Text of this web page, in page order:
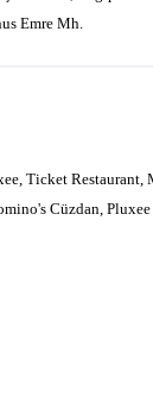
Emre Mh.
Ticket
Cüzdan,